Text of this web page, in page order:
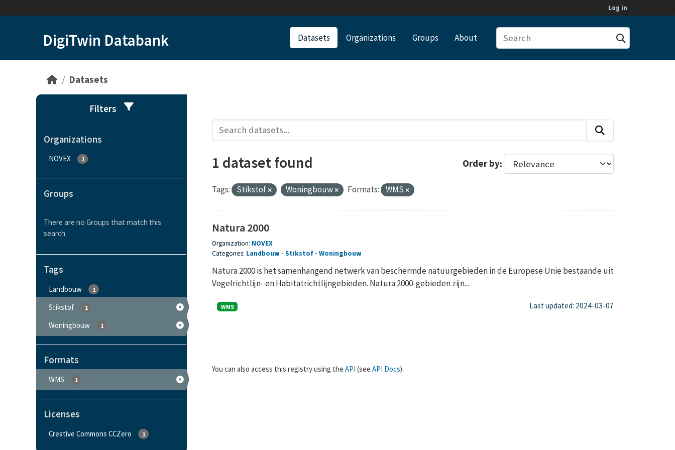
Log in
DigiTwin Databank Datasets Organizations Groups About
Datasets
Filters
Organizations
NOVEX 1
Groups
There are no Groups that match this
search
Tags
Landbouw 1
Stikstof 1
Woningbouw 1
Formats
WMS 1
Licenses
Creative Commons CCZero 1
Order by
1 dataset found
Tags: Stikstof Woningbouw Formats: WMS
Natura 2000
Organization: NOVEX
Categories: Landbouw Stikstof Woningbouw
Natura 2000 is het samenhangend netwerk van beschermde natuurgebieden in de Europese Unie bestaande uit
Vogelrichtlijn- en Habitatrichtlijngebieden. Natura 2000-gebieden zijn...
WMS Last updated: 2024-03-07
You can also access this registry using the API (see API Docs).